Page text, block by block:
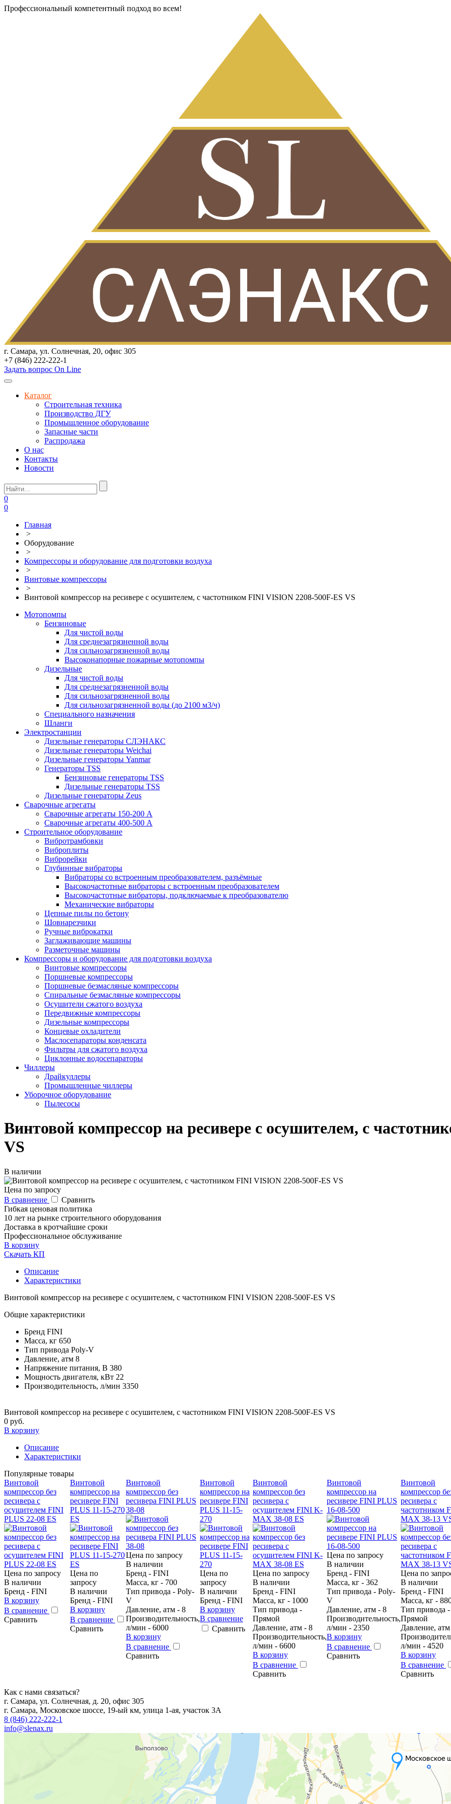
Профессиональный компетентный подход во всем!
г. Самара, ул. Солнечная, 20, офис 305
+7 (846) 222-222-1
Задать вопрос On Line
Каталог
Строительная техника
Производство ДГУ
Промышленное оборудование
Запасные части
Распродажа
О нас
Контакты
Новости
0
0
Главная
>
Оборудование
>
Компрессоры и оборудование для подготовки воздуха
>
Винтовые компрессоры
>
Винтовой компрессор на ресивере с осушителем, с частотником FINI VISION 2208-500F-ES VS
Мотопомпы
Бензиновые
Для чистой воды
Для среднезагрязненной воды
Для сильнозагрязненной воды
Высоконапорные пожарные мотопомпы
Дизельные
Для чистой воды
Для среднезагрязненной воды
Для сильнозагрязненной воды
Для сильнозагрязненной воды (до 2100 м3/ч)
Специального назначения
Шланги
Электростанции
Дизельные генераторы СЛЭНАКС
Дизельные генераторы Weichai
Дизельные генераторы Yanmar
Генераторы TSS
Бензиновые генераторы TSS
Дизельные генераторы TSS
Дизельные генераторы Zeus
Сварочные агрегаты
Сварочные агрегаты 150-200 А
Сварочные агрегаты 400-500 А
Строительное оборудование
Вибротрамбовки
Виброплиты
Виброрейки
Глубинные вибраторы
Вибраторы со встроенным преобразователем, разъёмные
Высокочастотные вибраторы с встроенным преобразователем
Высокочастотные вибраторы, подключаемые к преобразователю
Механические вибраторы
Цепные пилы по бетону
Шовнарезчики
Ручные виброкатки
Заглаживающие машины
Разметочные машины
Компрессоры и оборудование для подготовки воздуха
Винтовые компрессоры
Поршневые компрессоры
Поршневые безмасляные компрессоры
Спиральные безмасляные компрессоры
Осушители сжатого воздуха
Передвижные компрессоры
Дизельные компрессоры
Концевые охладители
Маслосепараторы конденсата
Фильтры для сжатого воздуха
Циклонные водосепараторы
Чиллеры
Драйкуллеры
Промышленные чиллеры
Уборочное оборудование
Пылесосы
Винтовой компрессор на ресивере с осушителем, с
VS
В наличии
Цена по запросу
В сравнение
Сравнить
Гибкая ценовая политика
10 лет на рынке строительного оборудования
Доставка в кротчайшие сроки
Профессиональное обслуживание
В корзину
Скачать КП
Описание
Характеристики
Винтовой компрессор на ресивере с осушителем, с частотником FINI VISION 2208-500F-ES VS
Общие характеристики
Бренд FINI
Масса, кг 650
Тип привода Poly-V
Давление, атм 8
Напряжение питания, В 380
Мощность двигателя, кВт 22
Производительность, л/мин 3350
Винтовой компрессор на ресивере с осушителем, с частотником FINI VISION 2208-500F-ES VS
0 руб.
В корзину
Описание
Характеристики
Популярные товары
Винтовой
компрессор без
ресивера с
осушителем FINI
PLUS 22-08 ES
Цена по запросу
В наличии
Бренд - FINI
В корзину
В сравнение
Сравнить
Винтовой
компрессор на
ресивере FINI
PLUS 11-15-270
ES
Цена по
запросу
В наличии
Бренд - FINI
В корзину
В сравнение
Сравнить
Винтовой
компрессор без
ресивера FINI PLUS
38-08
Цена по запросу
В наличии
Бренд - FINI
Масса, кг - 700
Тип привода - Poly-
V
Давление, атм - 8
Производительность,
л/мин - 6000
В корзину
В сравнение
Сравнить
Винтовой
компрессор на
ресивере FINI
PLUS 11-15-
270
Цена по
запросу
В наличии
Бренд - FINI
В корзину
В сравнение
Сравнить
Винтовой
компрессор без
ресивера с
осушителем FINI K-
MAX 38-08 ES
Цена по запросу
В наличии
Бренд - FINI
Масса, кг - 1000
Тип привода -
Прямой
Давление, атм - 8
Производительность,
л/мин - 6600
В корзину
В сравнение
Сравнить
Винтовой
компрессор на
ресивере FINI PLUS
16-08-500
Цена по запросу
В наличии
Бренд - FINI
Масса, кг - 362
Тип привода - Poly-
V
Давление, атм - 8
Производительность,
л/мин - 2350
В корзину
В сравнение
Сравнить
Винтовой
компрессор
ресивера с
частотником
MAX 38-13
Цена по
В наличии
Бренд - FINI
Масса, кг -
Тип привода -
Прямой
Давление,
л/мин - 4520
В корзину
В сравнение
Сравнить
Как с нами связаться?
г. Самара, ул. Солнечная, д. 20, офис 305
г. Самара, Московское шоссе, 19-ый км, улица 1-ая, участок 3А
8 (846) 222-222-1
info@slenax.ru